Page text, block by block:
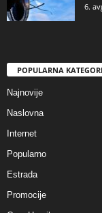
6.
POPULARNA
Najnovije
Naslovna
Internet
Popularno
Estrada
Promocije